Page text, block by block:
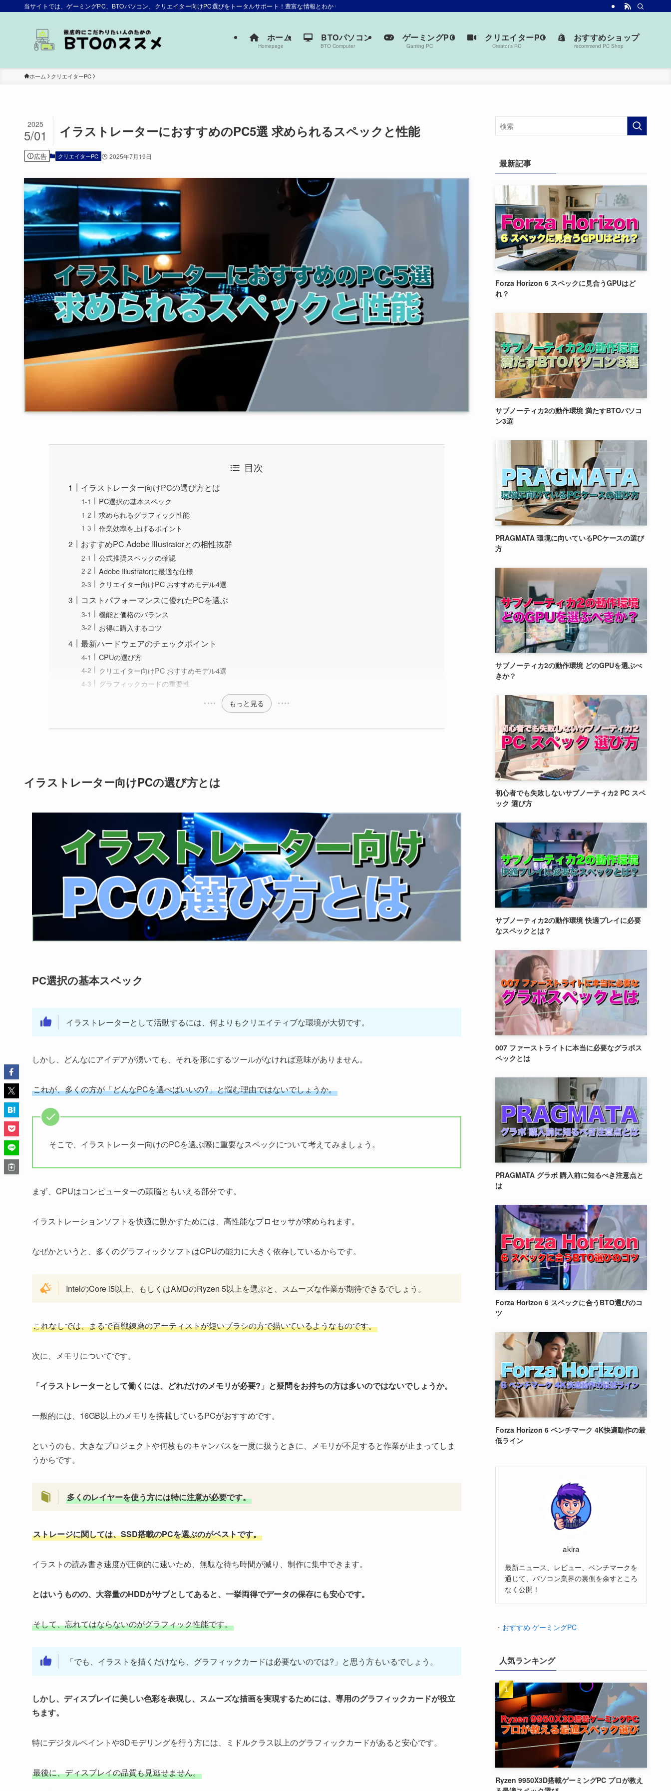
当サイトでは、ゲーミングPC、BTOパソコン、クリエイター向けPC選びをトータルサポート！豊富な情報とわかりやすい解説で、あなたにぴったりの一台を見つけよう。
ホーム
Homepage
BTOパソコン
BTO Computer
ゲーミングPC
Gaming PC
クリエイターPC
Creator’s PC
おすすめショップ
recommend PC Shop
ホーム クリエイターPC
イラストレーターにおすすめのPC5選 求められるスペックと性能
2025
5/01
広告 クリエイターPC 2025年7月19日
目次
イラストレーター向けPCの選び方とは
PC選択の基本スペック
求められるグラフィック性能
作業効率を上げるポイント
おすすめPC Adobe Illustratorとの相性抜群
公式推奨スペックの確認
Adobe Illustratorに最適な仕様
クリエイター向けPC おすすめモデル4選
コストパフォーマンスに優れたPCを選ぶ
機能と価格のバランス
お得に購入するコツ
最新ハードウェアのチェックポイント
CPUの選び方
クリエイター向けPC おすすめモデル4選
グラフィックカードの重要性
もっと見る
イラストレーター向けPCの選び方とは
PC選択の基本スペック
イラストレーターとして活動するには、何よりもクリエイティブな環境が大切です。
しかし、どんなにアイデアが湧いても、それを形にするツールがなければ意味がありません。
これが、多くの方が「どんなPCを選べばいいの?」と悩む理由ではないでしょうか。
そこで、イラストレーター向けのPCを選ぶ際に重要なスペックについて考えてみましょう。
まず、CPUはコンピューターの頭脳ともいえる部分です。
イラストレーションソフトを快適に動かすためには、高性能なプロセッサが求められます。
なぜかというと、多くのグラフィックソフトはCPUの能力に大きく依存しているからです。
IntelのCore i5以上、もしくはAMDのRyzen 5以上を選ぶと、スムーズな作業が期待できるでしょう。
これなしでは、まるで百戦錬磨のアーティストが短いブラシの方で描いているようなものです。
次に、メモリについてです。
「イラストレーターとして働くには、どれだけのメモリが必要?」と疑問をお持ちの方は多いのではないでしょうか。
一般的には、16GB以上のメモリを搭載しているPCがおすすめです。
というのも、大きなプロジェクトや何枚ものキャンバスを一度に扱うときに、メモリが不足すると作業が止まってしま
うからです。
多くのレイヤーを使う方には特に注意が必要です。
ストレージに関しては、SSD搭載のPCを選ぶのがベストです。
イラストの読み書き速度が圧倒的に速いため、無駄な待ち時間が減り、制作に集中できます。
とはいうものの、大容量のHDDがサブとしてあると、一挙両得でデータの保存にも安心です。
そして、忘れてはならないのがグラフィック性能です。
「でも、イラストを描くだけなら、グラフィックカードは必要ないのでは?」と思う方もいるでしょう。
しかし、ディスプレイに美しい色彩を表現し、スムーズな描画を実現するためには、専用のグラフィックカードが役立
ちます。
特にデジタルペイントや3Dモデリングを行う方には、ミドルクラス以上のグラフィックカードがあると安心です。
最後に、ディスプレイの品質も見逃せません。
最新記事
Forza Horizon 6 スペックに見合うGPUはど
れ？
サブノーティカ2の動作環境 満たすBTOパソコ
ン3選
PRAGMATA 環境に向いているPCケースの選び
方
サブノーティカ2の動作環境 どのGPUを選ぶべ
きか？
初心者でも失敗しないサブノーティカ2 PC スペ
ック 選び方
サブノーティカ2の動作環境 快適プレイに必要
なスペックとは？
007 ファーストライトに本当に必要なグラボス
ペックとは
PRAGMATA グラボ 購入前に知るべき注意点と
は
Forza Horizon 6 スペックに合うBTO選びのコ
ツ
Forza Horizon 6 ベンチマーク 4K快適動作の最
低ライン
akira
最新ニュース、レビュー、ベンチマークを
通じて、パソコン業界の裏側を余すところ
なく公開！
・ おすすめ ゲーミングPC
人気ランキング
Ryzen 9950X3D搭載ゲーミングPC プロが教え